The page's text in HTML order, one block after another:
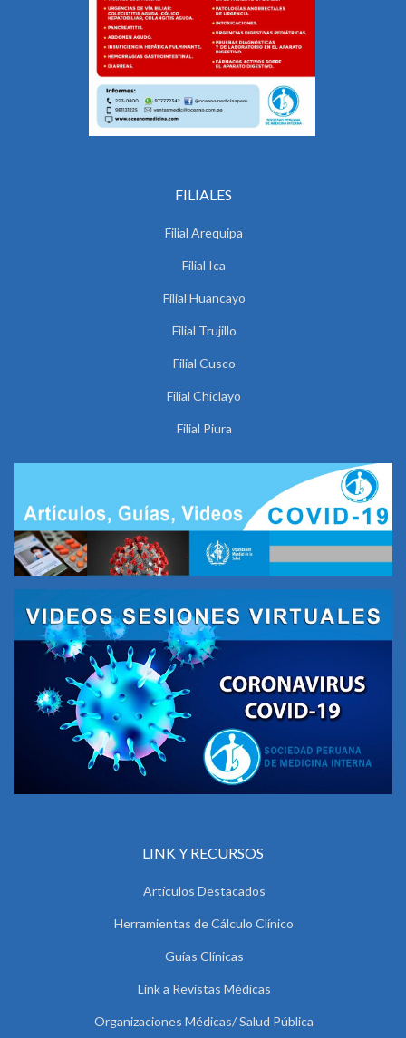
FILIALES
Filial Arequipa
Filial Ica
Filial Huancayo
Filial Trujillo
Filial Cusco
Filial Chiclayo
Filial Piura
LINK Y RECURSOS
Artículos Destacados
Herramientas de Cálculo Clínico
Guías Clínicas
Link a Revistas Médicas
Organizaciones Médicas/ Salud Pública